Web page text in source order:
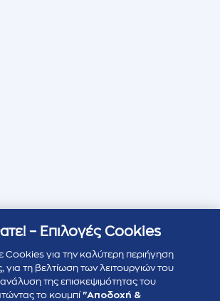
– Επιλογές Cookies
Cookies για την καλύτερη περιήγηση
για τη βελτίωση των λειτουργιών του
της επισκεψιμότητας του
το κουμπί "Αποδοχή &